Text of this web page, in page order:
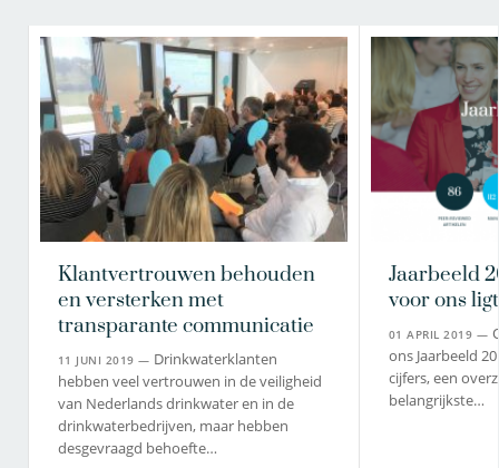
Klantvertrouwen behouden
en versterken met
transparante communicatie
11 JUNI 2019 — Drinkwaterklanten
hebben veel vertrouwen in de veiligheid
van Nederlands drinkwater en in de
drinkwaterbedrijven, maar hebben
desgevraagd behoefte…
Jaarbeeld
voor ons
01 APRIL 2019 —
ons Jaarbeeld
cijfers, een
belangrijkste…